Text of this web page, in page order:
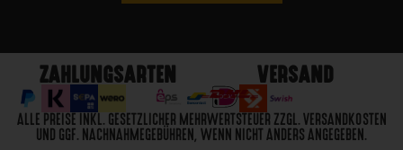
ZAHLUNGSARTEN VERSAND
ALLE PREISE INKL. GESETZLICHER MEHRWERTSTEUER ZZGL. VERSANDKOSTEN
UND GGF. NACHNAHMEGEBÜHREN, WENN NICHT ANDERS ANGEGEBEN.